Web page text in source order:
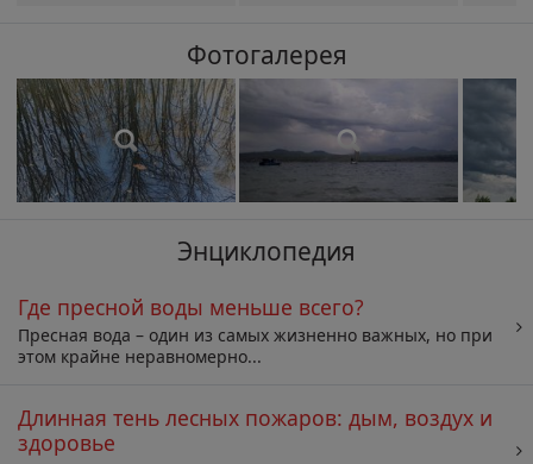
Фотогалерея
Энциклопедия
Где пресной воды меньше всего?
Пресная вода – один из самых жизненно важных, но при
этом крайне неравномерно...
Длинная тень лесных пожаров: дым, воздух и
здоровье